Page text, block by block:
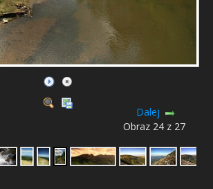
Dalej
Obraz 24 z 27